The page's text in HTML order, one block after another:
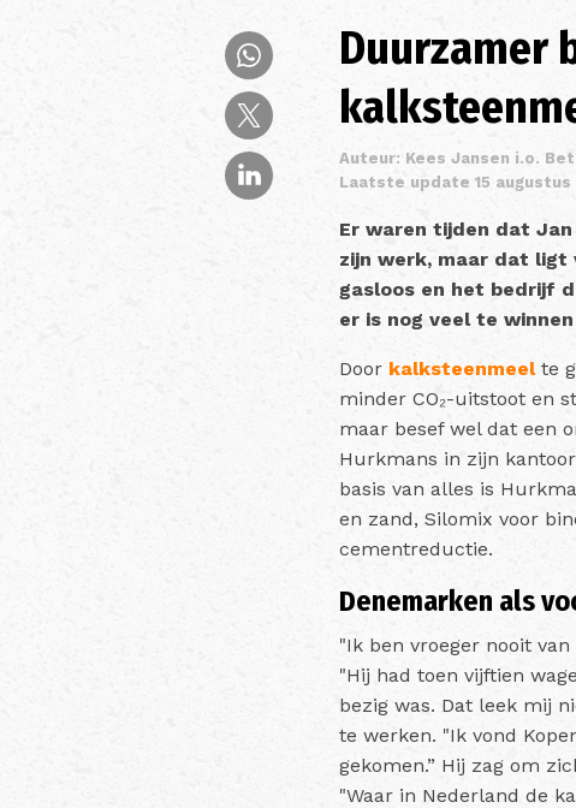
Duurzamer
Auteur: Kees Jansen i.o.
Laatste update 15 augustus
Er waren tijden dat
zijn werk, maar dat ligt
gasloos en het bedrijf
er is nog veel te
Door kalksteenmeelte
minder CO₂-uitstoot en
maar besef wel dat een
Hurkmans in zijn
basis van alles is
en zand, Silomix voor
cementreductie.
Denemarken als
"Ik ben vroeger nooit
"Hij had toen vijftien
bezig was. Dat leek mij
te werken. "Ik vond
gekomen.” Hij zag om
"Waar in Nederland de